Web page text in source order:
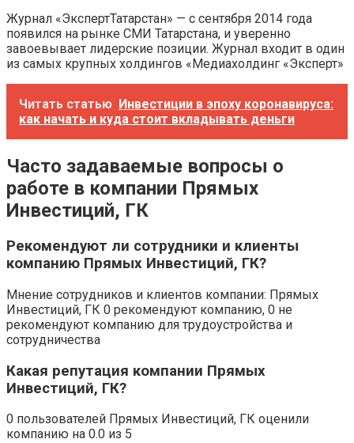
Журнал «ЭкспертТатарстан» — с сентября 2014 года
появился на рынке СМИ Татарстана, и уверенно
завоевывает лидерские позиции. Журнал входит в один
из самых крупных холдингов «Медиахолдинг «Эксперт»
Читать статью Инвестиции в эпоху коронавируса:
как начать и куда стоит вкладывать деньги
Часто задаваемые вопросы о
работе в компании Прямых
Инвестиций, ГК
Рекомендуют ли сотрудники и клиенты
компанию Прямых Инвестиций, ГК?
Мнение сотрудников и клиентов компании: Прямых
Инвестиций, ГК 0 рекомендуют компанию, 0 не
рекомендуют компанию для трудоустройства и
сотрудничества
Какая репутация компании Прямых
Инвестиций, ГК?
0 пользователей Прямых Инвестиций, ГК оценили
компанию на 0.0 из 5